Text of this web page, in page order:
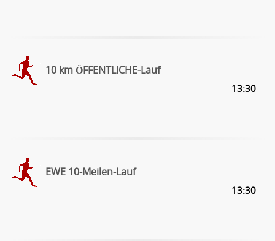
10 km ÖFFENTLICHE-Lauf
13:30
EWE 10-Meilen-Lauf
13:30